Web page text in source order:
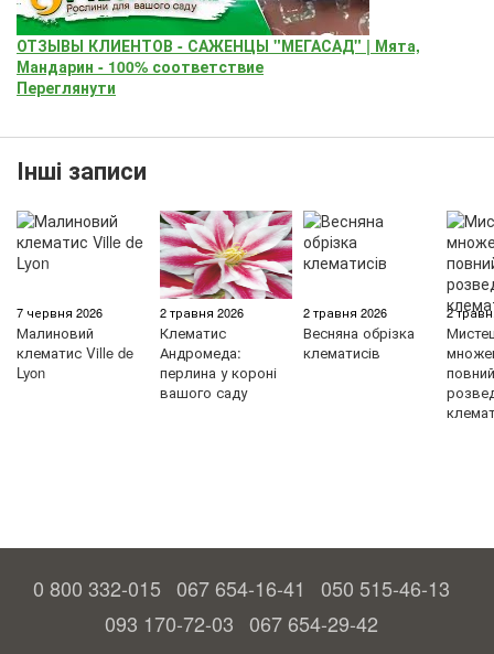
ОТЗЫВЫ КЛИЕНТОВ - САЖЕНЦЫ "МЕГАСАД" | Мята,
Мандарин - 100% соответствие
Переглянути
Інші записи
7 червня 2026
Малиновий
клематис Ville de
Lyon
2 травня 2026
Клематис
Андромеда:
перлина у короні
вашого саду
2 травня 2026
Весняна обрізка
клематисів
2
повний
0 800 332-015 067 654-16-41
050 515-46-13
093 170-72-03 067 654-29-42